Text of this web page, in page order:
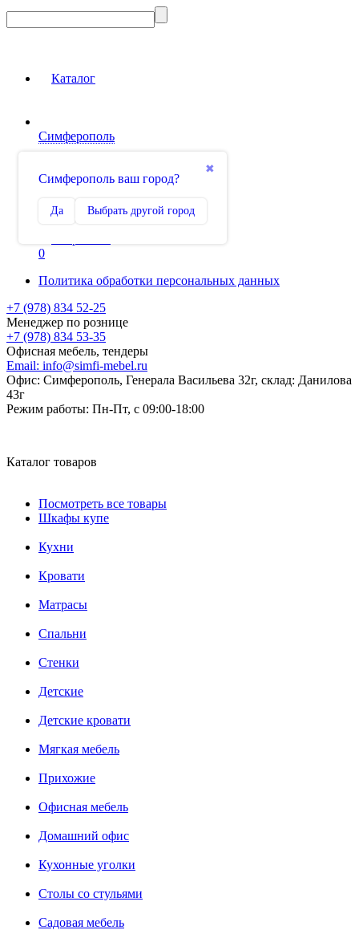
Каталог
Симферополь
✖
Симферополь ваш город?
Да Выбрать другой город
Сравнение
0
Политика обработки персональных данных
+7 (978) 834 52-25
Менеджер по рознице
+7 (978) 834 53-35
Офисная мебель, тендеры
Email: info@simfi-mebel.ru
Офис: Симферополь, Генерала Васильева 32г, склад: Данилова
43г
Режим работы: Пн-Пт, с 09:00-18:00
Каталог товаров
Посмотреть все товары
Шкафы купе
Кухни
Кровати
Матрасы
Cпальни
Стенки
Детские
Детские кровати
Мягкая мебель
Прихожие
Офисная мебель
Домашний офис
Кухонные уголки
Столы со стульями
Садовая мебель